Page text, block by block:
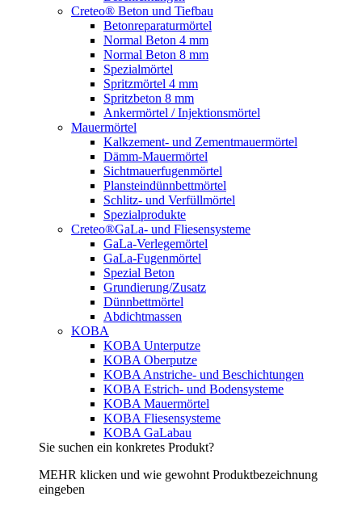
Creteo® Beton und Tiefbau
Betonreparaturmörtel
Normal Beton 4 mm
Normal Beton 8 mm
Spezialmörtel
Spritzmörtel 4 mm
Spritzbeton 8 mm
Ankermörtel / Injektionsmörtel
Mauermörtel
Kalkzement- und Zementmauermörtel
Dämm-Mauermörtel
Sichtmauerfugenmörtel
Plansteindünnbettmörtel
Schlitz- und Verfüllmörtel
Spezialprodukte
Creteo®GaLa- und Fliesensysteme
GaLa-Verlegemörtel
GaLa-Fugenmörtel
Spezial Beton
Grundierung/Zusatz
Dünnbettmörtel
Abdichtmassen
KOBA
KOBA Unterputze
KOBA Oberputze
KOBA Anstriche- und Beschichtungen
KOBA Estrich- und Bodensysteme
KOBA Mauermörtel
KOBA Fliesensysteme
KOBA GaLabau
Sie suchen ein konkretes Produkt?
MEHR klicken und wie gewohnt Produktbezeichnung
eingeben